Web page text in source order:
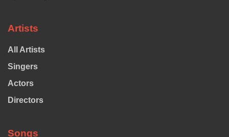
Artists
All Artists
Singers
Actors
Directors
Songs